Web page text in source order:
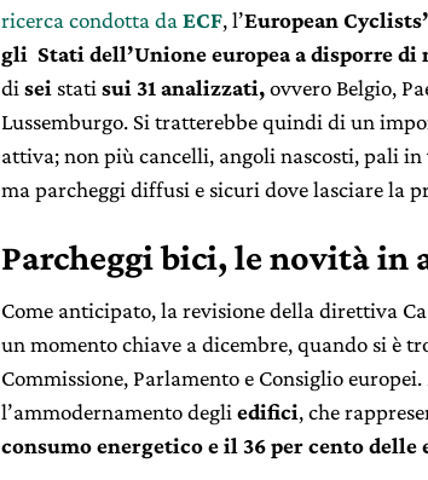
ricerca condotta da ECF, l’European
gli Stati dell’Unione europea a disporre di
di sei stati sui 31 analizzati,ovvero Belgio,
Lussemburgo. Si tratterebbe quindi di un
attiva; non più cancelli, angoli nascosti, pali
ma parcheggi diffusi e sicuri dove lasciare la
Parcheggi bici, le novità in
Come anticipato, la revisione della direttiva
un momento chiave a dicembre, quando si è
Commissione, Parlamento e Consiglio
l’ammodernamento degli edifici, che
consumo energetico e il 36 per cento delle